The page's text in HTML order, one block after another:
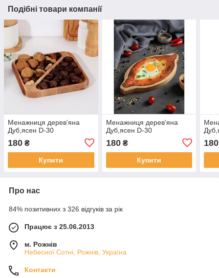
Подібні товари компанії
Менажниця дерев'яна
Дуб,ясен D-30
180 ₴
Купити
Менажниця дерев'яна
Дуб,ясен D-30
180₴
Купити
180
Про нас
84% позитивних з 326 відгуків за рік
Працює з 25.06.2013
м. Рожнів
Небесної Сотні, Рожнів, Україна
Контакти